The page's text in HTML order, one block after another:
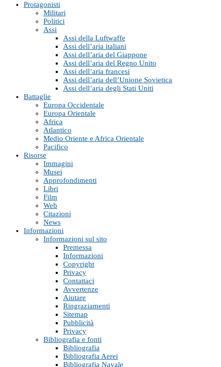
Protagonisti
Militari
Politici
Assi
Assi della Luftwaffe
Assi dell’aria italiani
Assi dell’aria del Giappone
Assi dell’aria del Regno Unito
Assi dell’aria francesi
Assi dell’aria dell’Unione Sovietica
Assi dell’aria degli Stati Uniti
Battaglie
Europa Occidentale
Europa Orientale
Africa
Atlantico
Medio Oriente e Africa Orientale
Pacifico
Risorse
Immagini
Musei
Approfondimenti
Libri
Film
Web
Citazioni
News
Informazioni
Informazioni sul sito
Premessa
Informazioni
Copyright
Privacy
Contattaci
Avvertenze
Aiutare
Ringraziamenti
Sitemap
Pubblicità
Privacy
Bibliografia e fonti
Bibliografia
Bibliografia Aerei
Bibliografia Navale